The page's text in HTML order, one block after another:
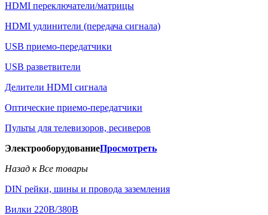
HDMI переключатели/матрицы
HDMI удлинители (передача сигнала)
USB приемо-передатчики
USB разветвители
Делители HDMI сигнала
Оптические приемо-передатчики
Пульты для телевизоров, ресиверов
ЭлектрооборудованиеПросмотреть
Назад к Все товары
DIN рейки, шины и провода заземления
Вилки 220В/380В